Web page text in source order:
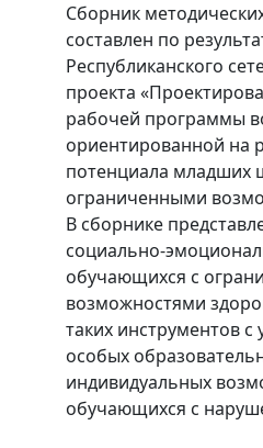
Сборник
составлен по
Республиканского
проекта
рабочей программы
ориентированной на
потенциала младших
ограниченными
В сборнике
социально-
обучающихся с
возможностями
таких инструментов
особых
индивидуальных
обучающихся с